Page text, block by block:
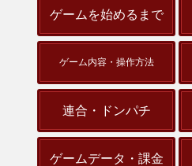
ゲームを始めるまで
ゲーム内容・操作方法
連合・ドンパチ
ゲームデータ・課金